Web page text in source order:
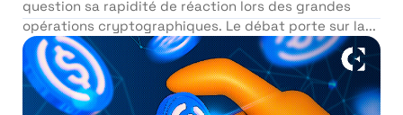
question sa rapidité de réaction lors des grandes
opérations cryptographiques. Le débat porte sur la...